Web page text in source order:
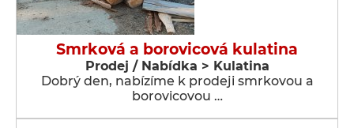
Smrková a borovicová kulatina
Prodej / Nabídka > Kulatina
Dobrý den, nabízíme k prodeji smrkovou a
borovicovou …